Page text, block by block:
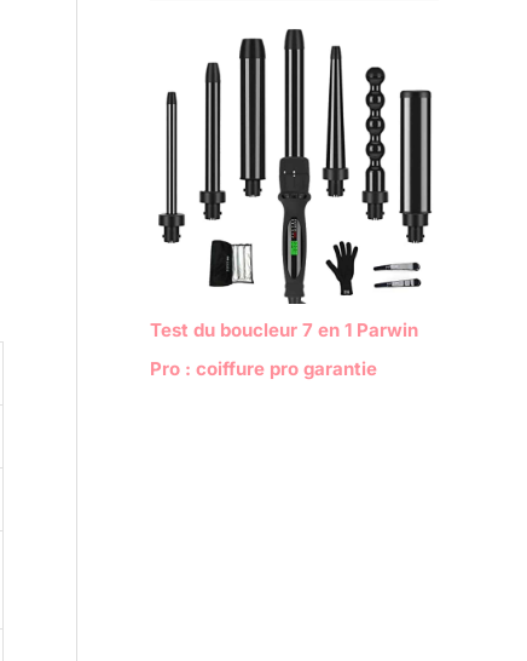
Test du boucleur 7 en 1 Parwin
Pro : coiffure pro garantie